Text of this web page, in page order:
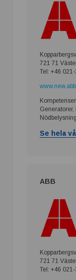
721 71
Tel: +46
Generatorer,
Se hela
ABB
721 71
Tel: +46